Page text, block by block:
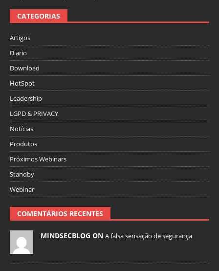
CATEGORIAS
Artigos
Diario
Download
HotSpot
Leadership
LGPD & PRIVACY
Notícias
Produtos
Próximos Webinars
Standby
Webinar
COMENTÁRIOS RECENTES
MINDSECBLOG ON A falsa sensação de segurança